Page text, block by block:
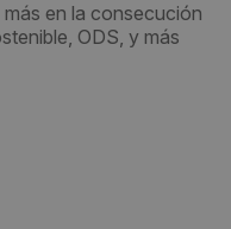
en la consecución
ODS, y más